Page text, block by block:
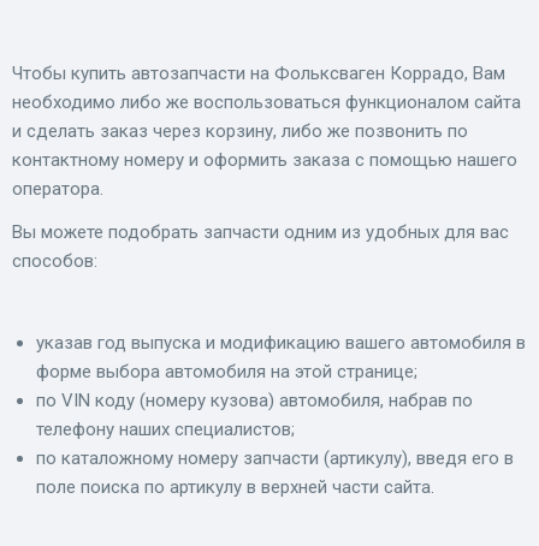
Чтобы купить автозапчасти на Фольксваген Коррадо, Вам
необходимо либо же воспользоваться функционалом сайта
и сделать заказ через корзину, либо же позвонить по
контактному номеру и оформить заказа с помощью нашего
оператора.
Вы можете подобрать запчасти одним из удобных для вас
способов:
указав год выпуска и модификацию вашего автомобиля в
форме выбора автомобиля на этой странице;
по VIN коду (номеру кузова) автомобиля, набрав по
телефону наших специалистов;
по каталожному номеру запчасти (артикулу), введя его в
поле поиска по артикулу в верхней части сайта.